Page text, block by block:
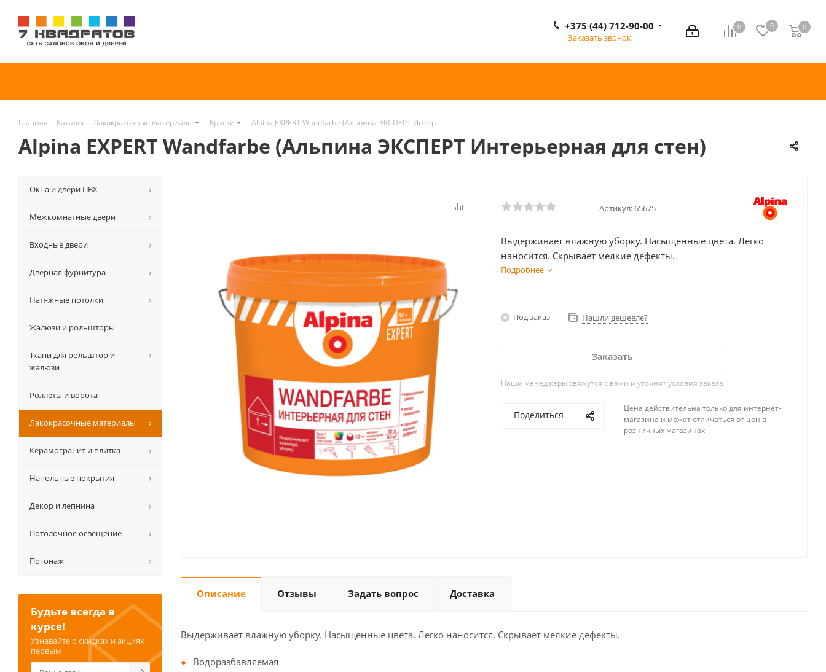
0 0 0
0
+375 (44) 712-90-00
Заказать звонок
Главная - Каталог - Лакокрасочные материалы - Краски - Alpina EXPERT Wandfarbe (Альпина ЭКСПЕРТ Интерьерная для стен)
Alpina EXPERT Wandfarbe (Альпина ЭКСПЕРТ Интерьерная для стен)
Артикул:65675
Выдерживает влажную уборку. Насыщенные цвета. Легко
наносится . Скрывает мелкие дефекты.
Подробнее
Под заказ Нашли дешевле?
Заказать
Наши менеджеры свяжутся с вами и уточнят условия заказа
Поделиться
Цена действительна только для интернет-
магазина и может отличаться от цен в
розничных магазинах
Описание Отзывы Задать вопрос Доставка
Выдерживает влажную уборку. Насыщенные цвета. Легко наносится. Скрывает мелкие дефекты.
Водоразбавляемая
Окна и двери ПВХ
Межкомнатные двери
Входные двери
Дверная фурнитура
Натяжные потолки
Жалюзи и рольшторы
Ткани для рольштор и
жалюзи
Роллеты и ворота
Лакокрасочные материалы
Керамогранит и плитка
Напольные покрытия
Декор и лепнина
Потолочное освещение
Погонаж
Будьте всегда в
курсе!
Узнавайте о скидках и акциях
первым